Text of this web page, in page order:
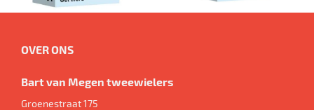
OVER ONS
Bart van Megen tweewielers
Groenestraat 175